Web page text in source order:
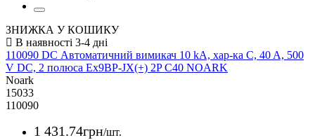
ЗНИЖКА У КОШИКУ
110090 DC Автоматичний вимикач 10 kA, хар-ка C, 40 A, 500
V DC, 2 полюса Ex9BP-JX(+) 2P C40 NOARK
Noark
15033
110090
1 431.74грн/шт.